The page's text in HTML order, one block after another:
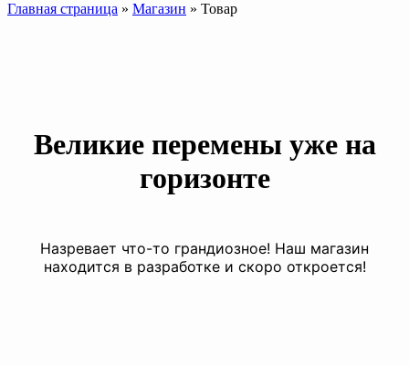
Главная страница » Магазин » Товар
Великие перемены уже на
горизонте
Назревает что-то грандиозное! Наш магазин
находится в разработке и скоро откроется!